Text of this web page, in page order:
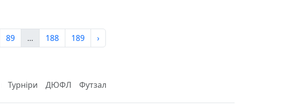
89 ... 188 189 ›
Турніри ДЮФЛ Футзал